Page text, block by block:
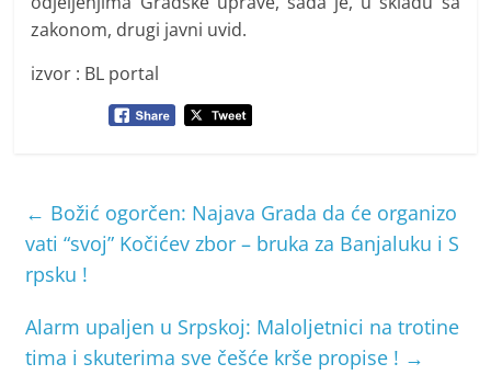
zakonom, drugi javni uvid.
izvor : BL portal
← Božić ogorčen: Najava Grada da će organizo
vati “svoj” Kočićev zbor – bruka za Banjaluku i S
rpsku !
Alarm upaljen u Srpskoj: Maloljetnici na trotine
tima i skuterima sve češće krše propise ! →